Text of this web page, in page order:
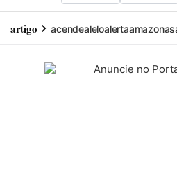
artigo acendealeloalertaamazonas